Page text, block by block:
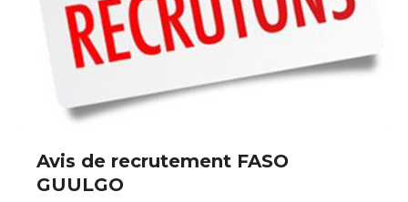
Avis de recrutement FASO
GUULGO